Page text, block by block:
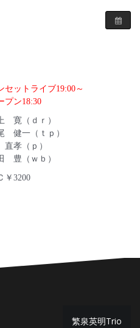
セットライブ19:00～
プン18:30
寛（ｄｒ）
健一（ｔｐ）
孝（ｐ）
豊（ｗｂ）
￥3200
繁泉英明Trio